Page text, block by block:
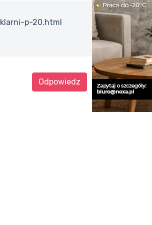
p-20.html
Odpowiedz